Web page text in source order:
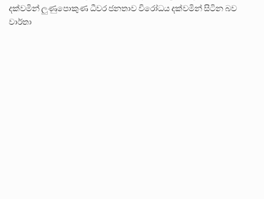
දක්වමින් ලුණුපොකුණ ධීවර ජනතාව විරෝධය දක්වමින් සිටින බව
වාර්තා